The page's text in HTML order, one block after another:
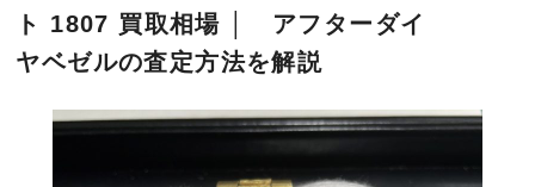
ト 1807 買取相場 │ アフターダイ
ヤベゼルの査定方法を解説